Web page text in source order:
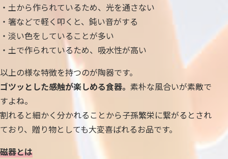
・土から作られているため、光を通さない
・箸などで軽く叩くと、鈍い音がする
・淡い色をしていることが多い
・土で作られているため、吸水性が高い
以上の様な特徴を持つのが陶器です。
ゴツッとした感触が楽しめる食器。 素朴な風合いが素敵で
すよね。
割れると細かく分かれることから子孫繁栄に繋がるとされ
ており、贈り物としても大変喜ばれるお品です。
磁器とは